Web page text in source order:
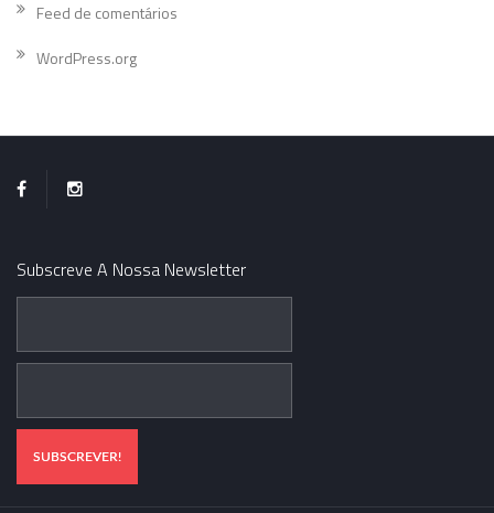
Feed de comentários
WordPress.org
Subscreve A Nossa Newsletter